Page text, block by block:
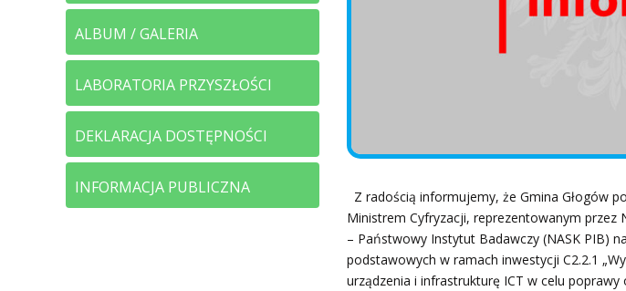
Z radością informujemy, że Gmina Głogów
Ministrem Cyfryzacji, reprezentowanym przez
– Państwowy Instytut Badawczy (NASK PIB)
podstawowych w ramach inwestycji C2.2.1
urządzenia i infrastrukturę ICT w celu
ALBUM / GALERIA
LABORATORIA PRZYSZŁOŚCI
DEKLARACJA DOSTĘPNOŚCI
INFORMACJA PUBLICZNA